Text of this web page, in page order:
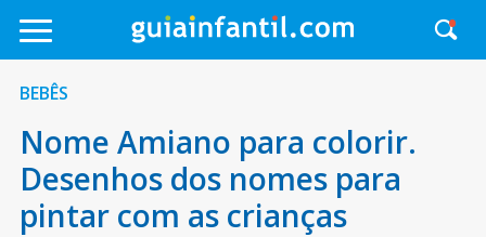
BEBÊS
Nome Amiano para colorir.
Desenhos dos nomes para
pintar com as crianças